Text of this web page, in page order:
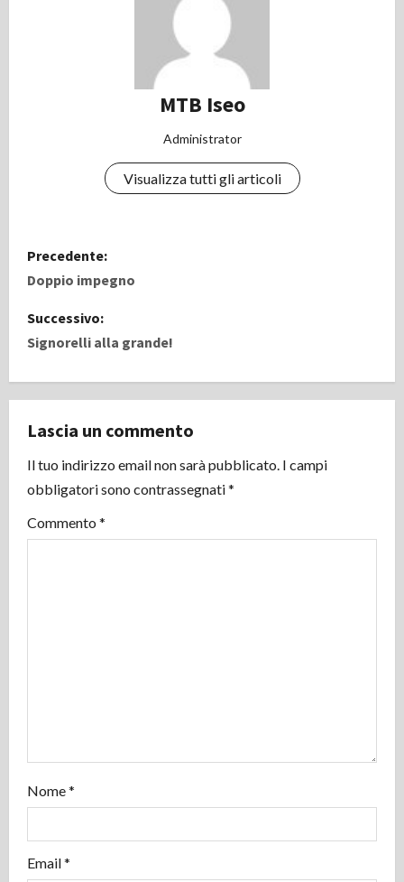
MTB Iseo
Administrator
Visualizza tutti gli articoli
N
a
v
g
a
z
i
o
i
c
o
Precedente:
Doppio impegno
Successivo:
Signorelli alla grande!
Lascia un commento
Il tuo indirizzo email non sarà pubblicato. I campi
obbligatori sono contrassegnati*
Commento *
Nome*
Email*